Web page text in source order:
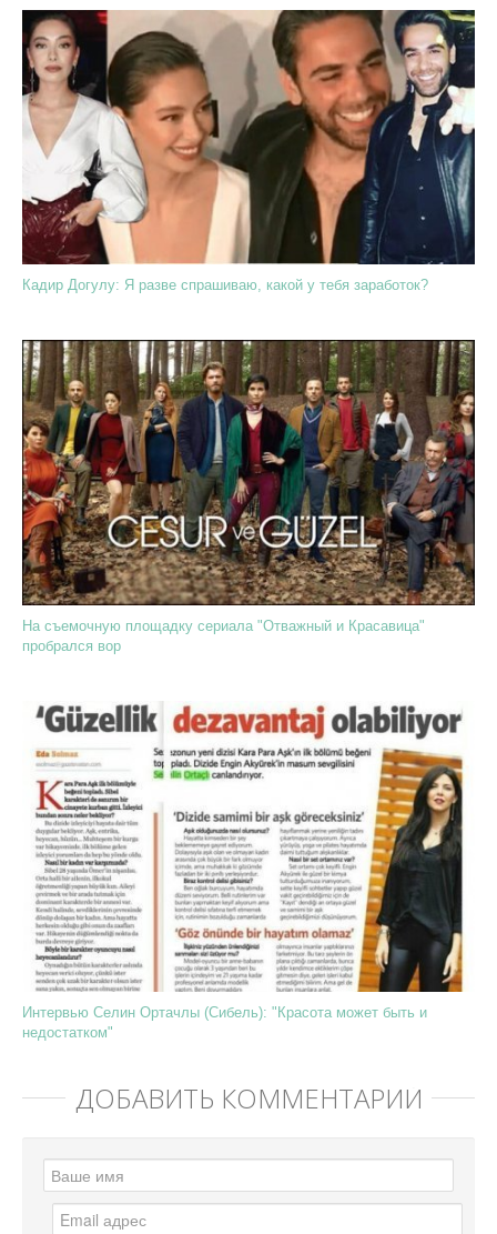
Кадир Догулу: Я разве спрашиваю, какой у тебя заработок?
На съемочную площадку сериала "Отважный и Красавица"
пробрался вор
Интервью Селин Ортачлы (Сибель): "Красота может быть и
недостатком"
ДОБАВИТЬ КОММЕНТАРИЙ